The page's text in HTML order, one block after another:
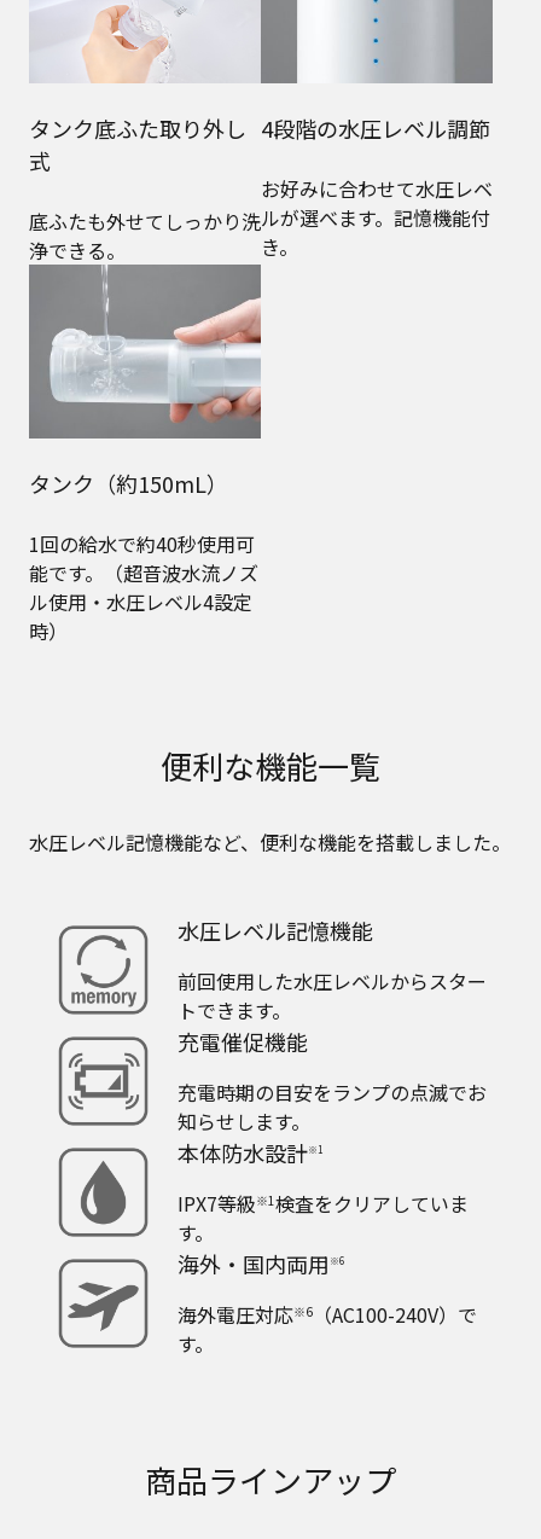
タンク底ふた取り外し
式
底ふたも外せてしっかり洗
浄できる。
4段階の水圧レベル調節
お好みに合わせて水圧レベ
ルが選べます。記憶機能付
き。
タンク（約150mL）
1回の給水で約40秒使用可
能です。（超音波水流ノズ
ル使用・水圧レベル4設定
時）
便利な機能一覧
水圧レベル記憶機能など、便利な機能を搭載しました。
水圧レベル記憶機能
前回使用した水圧レベルからスター
トできます。
充電催促機能
充電時期の目安をランプの点滅でお
知らせします。
本体防水設計※1
IPX7等級※1 検査をクリアしていま
す。
海外・国内両用 ※6
海外電圧対応※6（AC100-240V）で
す。
商品ラインアップ